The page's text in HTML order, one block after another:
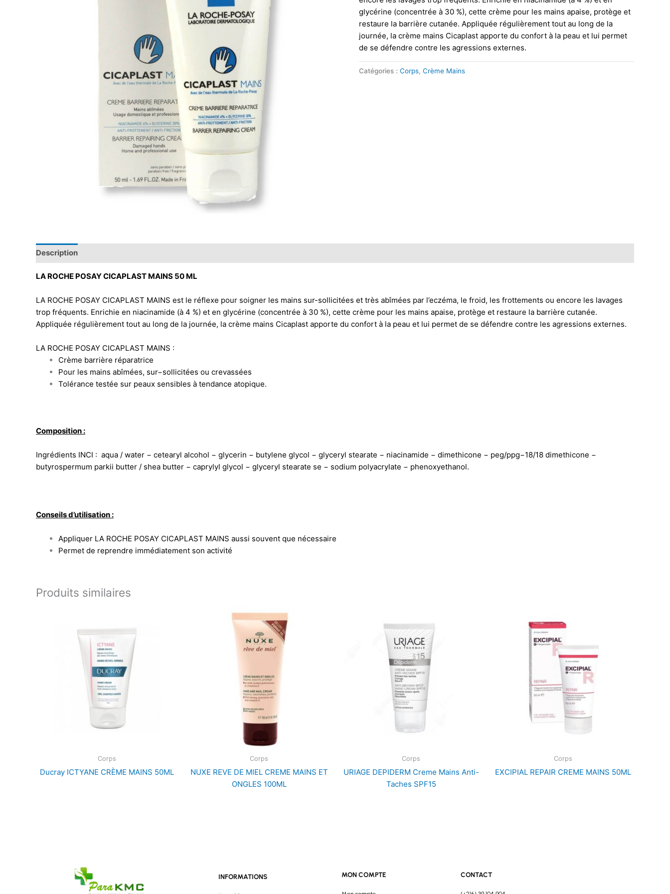
glycérine (concentrée à 30 %), cette crème pour les mains apaise, protège et
restaure la barrière cutanée. Appliquée régulièrement tout au long de la
journée, la crème mains Cicaplast apporte du confort à la peau et lui permet
de se défendre contre les agressions externes.
Catégories : Corps, Crème Mains
Description
LA ROCHE POSAY CICAPLAST MAINS 50 ML
LA ROCHE POSAY CICAPLAST MAINS est le réflexe pour soigner les mains sur-sollicitées et très abîmées par l’eczéma, le froid, les frottements ou encore les lavages
trop fréquents. Enrichie en niacinamide (à 4 %) et en glycérine (concentrée à 30 %), cette crème pour les mains apaise, protège et restaure la barrière cutanée.
Appliquée régulièrement tout au long de la journée, la crème mains Cicaplast apporte du confort à la peau et lui permet de se défendre contre les agressions externes.
LA ROCHE POSAY CICAPLAST MAINS :
Crème barrière réparatrice
Pour les mains abîmées, sur−sollicitées ou crevassées
Tolérance testée sur peaux sensibles à tendance atopique.
Composition :
Ingrédients INCI : aqua / water − cetearyl alcohol − glycerin − butylene glycol − glyceryl stearate − niacinamide − dimethicone − peg/ppg−18/18 dimethicone −
butyrospermum parkii butter / shea butter − caprylyl glycol − glyceryl stearate se − sodium polyacrylate − phenoxyethanol.
Conseils d’utilisation :
Appliquer LA ROCHE POSAY CICAPLAST MAINS aussi souvent que nécessaire
Permet de reprendre immédiatement son activité
Produits similaires
Corps
Ducray ICTYANE CRÈME MAINS 50ML
Corps
NUXE REVE DE MIEL CREME MAINS ET
ONGLES 100ML
Corps
URIAGE DEPIDERM Creme Mains Anti-
Taches SPF15
Corps
EXCIPIAL REPAIR CREME MAINS 50ML
INFORMATIONS MON COMPTE CONTACT